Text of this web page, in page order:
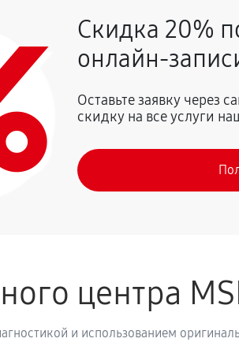
Скидка 20%
онлайн-
Оставьте заявку через
скидку на все услуги
центра
и использованием